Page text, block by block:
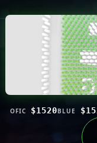
OFIC $1520BLUE